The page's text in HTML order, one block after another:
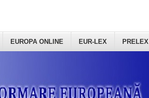
EUROPA ONLINE EUR-LEX PRELEX